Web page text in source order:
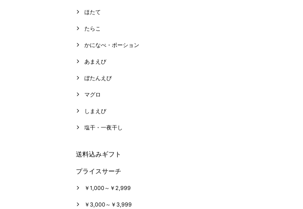
ほたて
たらこ
かになべ・ポーション
あまえび
ぼたんえび
マグロ
しまえび
塩干・一夜干し
送料込みギフト
プライスサーチ
￥1,000～￥2,999
￥3,000～￥3,999